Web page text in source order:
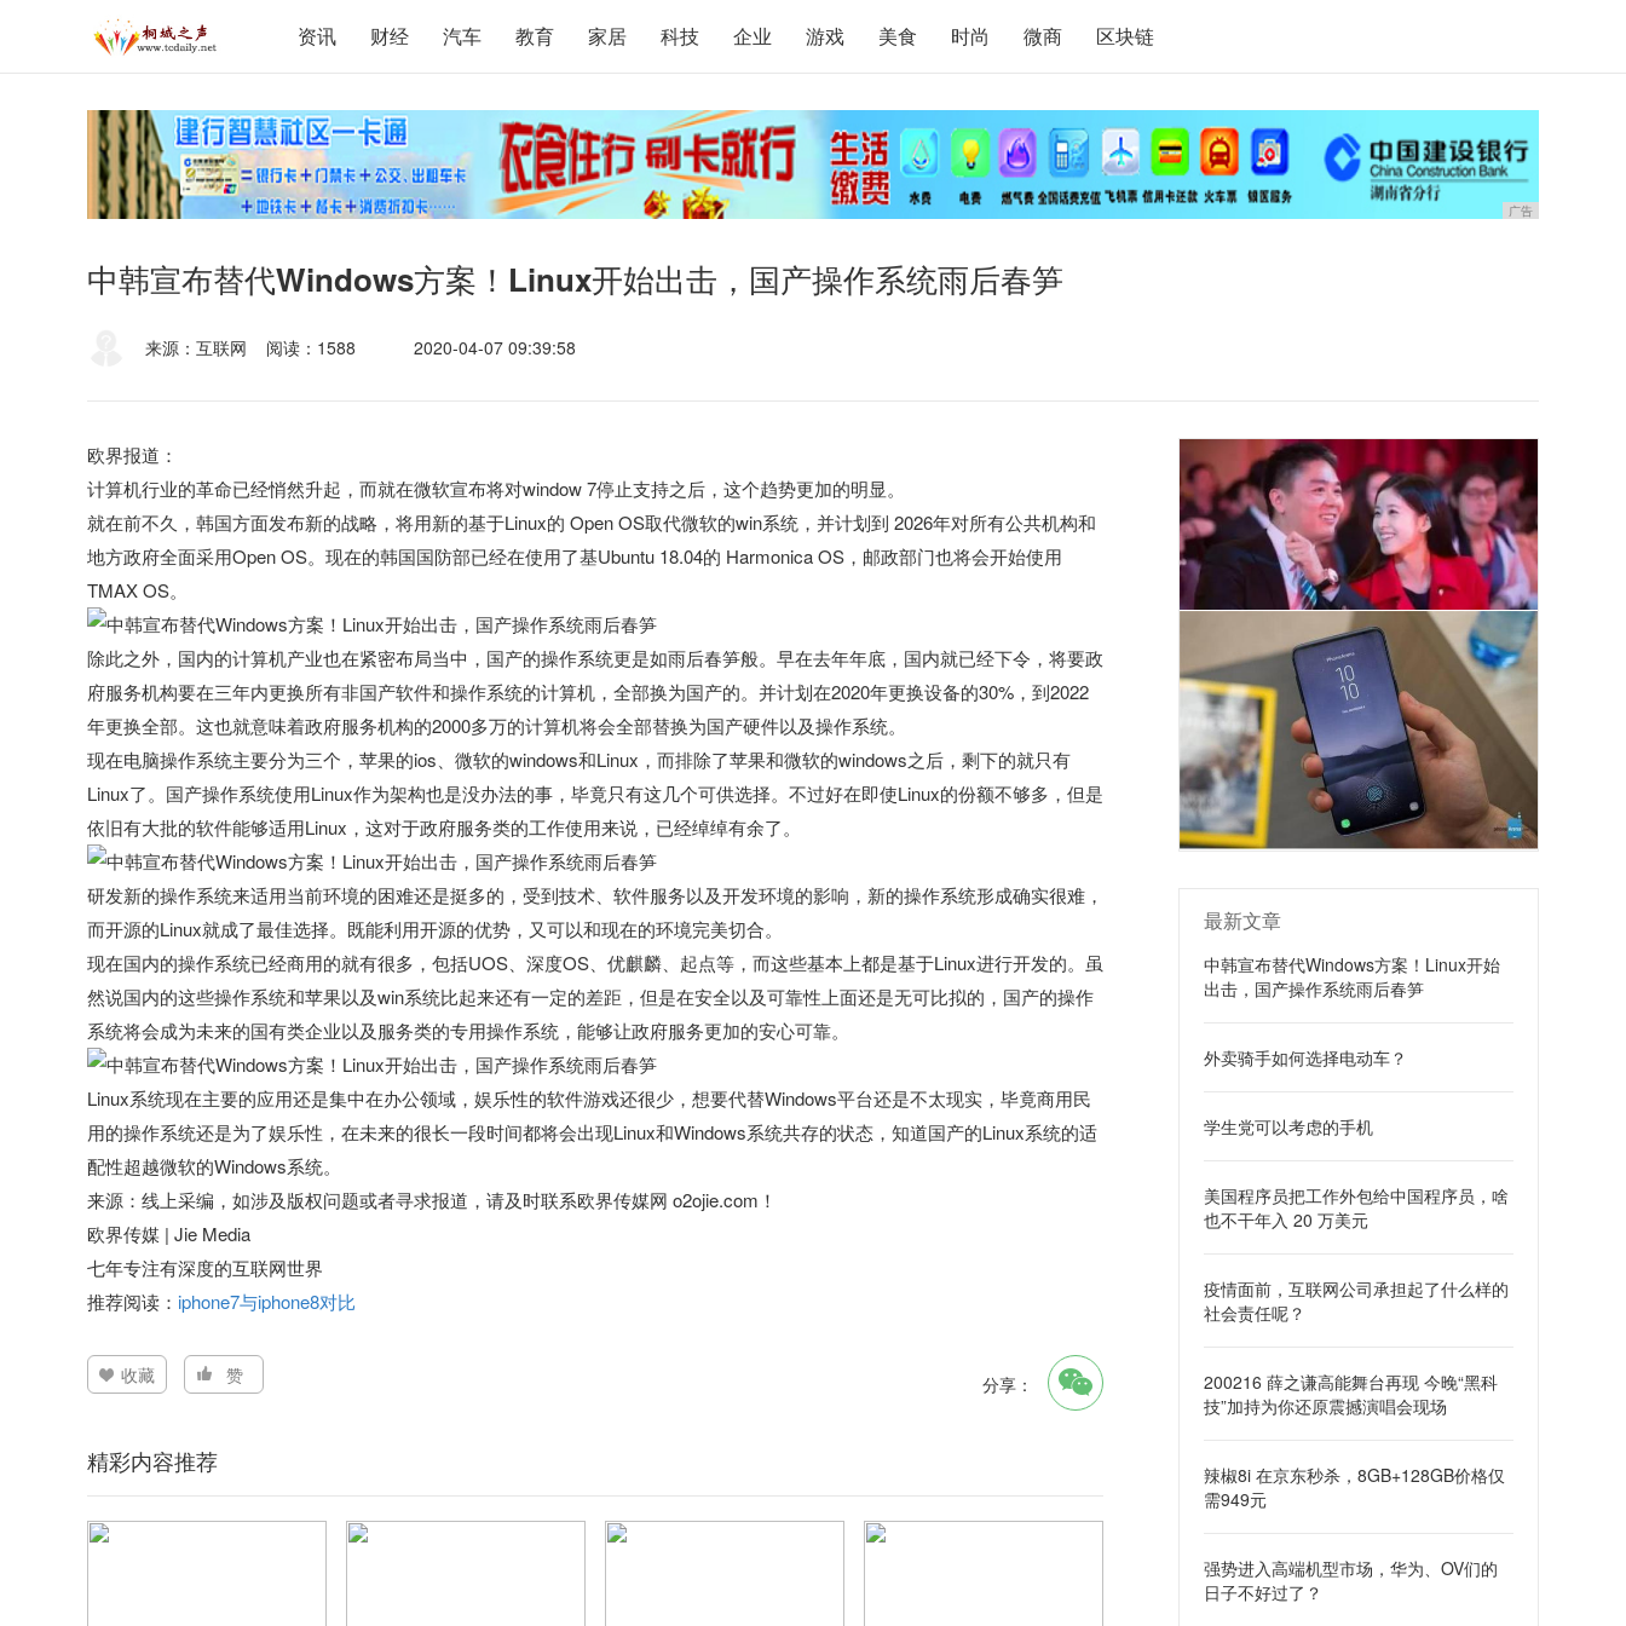
资讯 财经 汽车 教育 家居 科技 企业 游戏 美食 时尚 微商 区块链
广告
中韩宣布替代Windows方案！Linux开始出击，国产操作系统雨后春笋
来源：互联网 阅读：1588 2020-04-07 09:39:58
欧界报道：
计算机行业的革命已经悄然升起，而就在微软宣布将对window 7停止支持之后，这个趋势更加的明显。
就在前不久，韩国方面发布新的战略，将用新的基于Linux的 Open OS取代微软的win系统，并计划到 2026年对所有公共机构和
地方政府全面采用Open OS。现在的韩国国防部已经在使用了基Ubuntu 18.04的 Harmonica OS，邮政部门也将会开始使用
TMAX OS。
​除此之外，国内的计算机产业也在紧密布局当中，国产的操作系统更是如雨后春笋般。早在去年年底，国内就已经下令，将要政
府服务机构要在三年内更换所有非国产软件和操作系统的计算机，全部换为国产的。并计划在2020年更换设备的30%，到2022
年更换全部。这也就意味着政府服务机构的2000多万的计算机将会全部替换为国产硬件以及操作系统。
现在电脑操作系统主要分为三个，苹果的ios、微软的windows和Linux，而排除了苹果和微软的windows之后，剩下的就只有
Linux了。国产操作系统使用Linux作为架构也是没办法的事，毕竟只有这几个可供选择。不过好在即使Linux的份额不够多，但是
依旧有大批的软件能够适用Linux，这对于政府服务类的工作使用来说，已经绰绰有余了。
​研发新的操作系统来适用当前环境的困难还是挺多的，受到技术、软件服务以及开发环境的影响，新的操作系统形成确实很难，
而开源的Linux就成了最佳选择。既能利用开源的优势，又可以和现在的环境完美切合。
现在国内的操作系统已经商用的就有很多，包括UOS、深度OS、优麒麟、起点等，而这些基本上都是基于Linux进行开发的。虽
然说国内的这些操作系统和苹果以及win系统比起来还有一定的差距，但是在安全以及可靠性上面还是无可比拟的，国产的操作
系统将会成为未来的国有类企业以及服务类的专用操作系统，能够让政府服务更加的安心可靠。
​Linux系统现在主要的应用还是集中在办公领域，娱乐性的软件游戏还很少，想要代替Windows平台还是不太现实，毕竟商用民
用的操作系统还是为了娱乐性，在未来的很长一段时间都将会出现Linux和Windows系统共存的状态，知道国产的Linux系统的适
配性超越微软的Windows系统。
来源：线上采编，如涉及版权问题或者寻求报道，请及时联系欧界传媒网 o2ojie.com！
欧界传媒 | Jie Media
七年专注有深度的互联网世界
推荐阅读： iphone7与iphone8对比
收藏 赞 分享：
精彩内容推荐
最新文章
中韩宣布替代Windows方案！Linux开始
出击，国产操作系统雨后春笋
外卖骑手如何选择电动车？
学生党可以考虑的手机
美国程序员把工作外包给中国程序员，啥
也不干年入 20 万美元
疫情面前，互联网公司承担起了什么样的
社会责任呢？
200216 薛之谦高能舞台再现 今晚“黑科
技”加持为你还原震撼演唱会现场
辣椒8i 在京东秒杀，8GB+128GB价格仅
需949元
强势进入高端机型市场，华为、OV们的
日子不好过了？